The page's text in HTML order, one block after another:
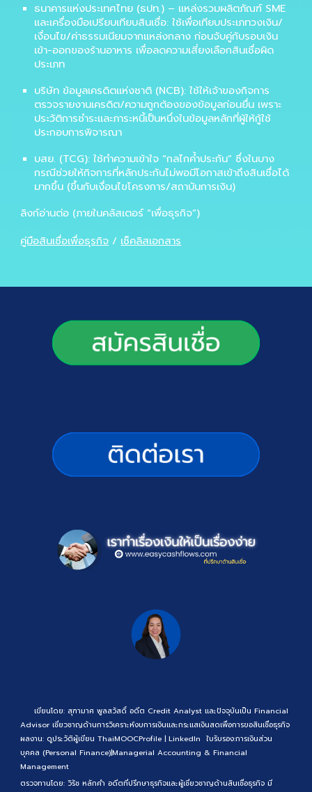
ธนาคารแห่งประเทศไทย (ธปท.) – แหล่งรวมผลิตภัณฑ์ SME
และเครื่องมือเปรียบเทียบสินเชื่อ: ใช้เพื่อเทียบประเภทวงเงิน/
เงื่อนไข/ค่าธรรมเนียมจากแหล่งกลาง ก่อนจับคู่กับรอบเงิน
เข้า-ออกของร้านอาหาร เพื่อลดความเสี่ยงเลือกสินเชื่อผิด
ประเภท
บริษัท ข้อมูลเครดิตแห่งชาติ (NCB): ใช้ให้เจ้าของกิจการ
ตรวจรายงานเครดิต/ความถูกต้องของข้อมูลก่อนยื่น เพราะ
ประวัติการชำระและภาระหนี้เป็นหนึ่งในข้อมูลหลักที่ผู้ให้กู้ใช้
ประกอบการพิจารณา
บสย. (TCG): ใช้ทำความเข้าใจ “กลไกค้ำประกัน” ซึ่งในบาง
กรณีช่วยให้กิจการที่หลักประกันไม่พอมีโอกาสเข้าถึงสินเชื่อได้
มากขึ้น (ขึ้นกับเงื่อนไขโครงการ/สถาบันการเงิน)
ลิงก์อ่านต่อ (ภายในคลัสเตอร์ “เพื่อธุรกิจ”)
คู่มือสินเชื่อเพื่อธุรกิจ / เช็คลิสเอกสาร
เขียนโดย: สุฑามาศ พูลสวัสดิ์ อดีต Credit Analyst และปัจจุบันเป็น Financial
Advisor เชี่ยวชาญด้านการวิเคราะห์งบการเงินและกระแสเงินสดเพื่อการขอสินเชื่อธุรกิจ
ผลงาน: ดูประวัติผู้เขียน ThaiMOOCProfile |LinkedIn ใบรับรอง:การเงินส่วน
บุคคล (Personal Finance)|Managerial Accounting & Financial
Management
ตรวจทานโดย: วิรัช หลักคำ อดีตที่ปรึกษาธุรกิจและผู้เชี่ยวชาญด้านสินเชื่อธุรกิจ มี